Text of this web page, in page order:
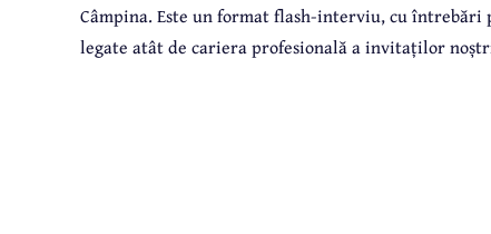
Câmpina. Este un format flash-interviu, cu
legate atât de cariera profesională a invitaților